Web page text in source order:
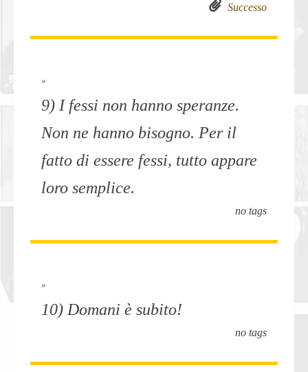
Successo
»
9) I fessi non hanno speranze.
Non ne hanno bisogno. Per il
fatto di essere fessi, tutto appare
loro semplice.
no tags
»
10) Domani è subito!
no tags